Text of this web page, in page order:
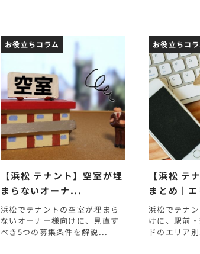
お役立ちコラム
【浜松 テナント】空室が埋
まらないオーナ...
浜松でテナントの空室が埋まら
ないオーナー様向けに、見直す
べき5つの募集条件を解説...
お役立ちコ
【浜松 テ
まとめ｜
浜松でテナ
けに、駅前
ドのエリア